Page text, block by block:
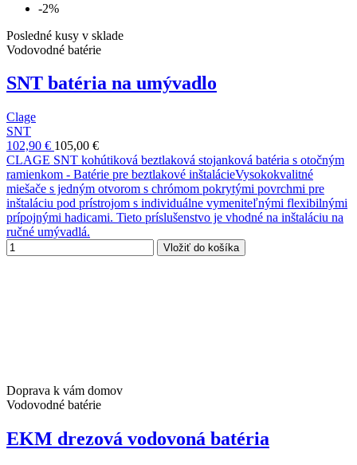
-2%
Posledné kusy v sklade
Vodovodné batérie
SNT batéria na umývadlo
Clage
SNT
102,90 € 105,00 €
CLAGE SNT kohútiková beztlaková stojanková batéria s otočným
ramienkom - Batérie pre beztlakové inštalácieVysokokvalitné
miešače s jedným otvorom s chrómom pokrytými povrchmi pre
inštaláciu pod prístrojom s individuálne vymeniteľnými flexibilnými
prípojnými hadicami. Tieto príslušenstvo je vhodné na inštaláciu na
ručné umývadlá.
Vložiť do košíka
Doprava k vám domov
Vodovodné batérie
EKM drezová vodovoná batéria